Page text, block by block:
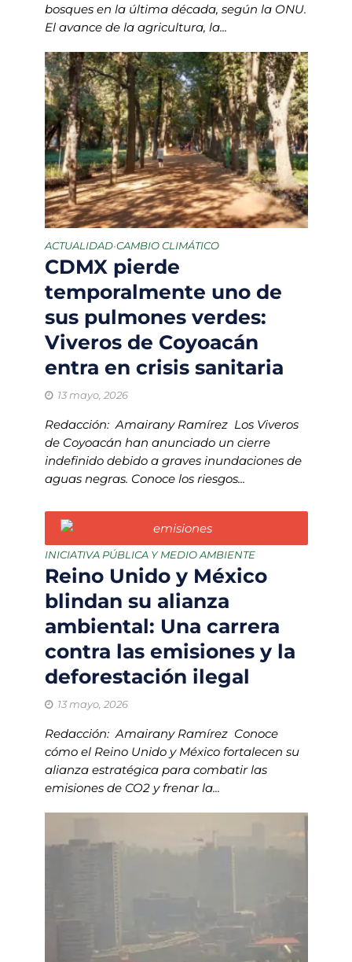
bosques en la última década, según la ONU.
El avance de la agricultura, la...
ACTUALIDAD•CAMBIO CLIMÁTICO
CDMX pierde
temporalmente uno de
sus pulmones verdes:
Viveros de Coyoacán
entra en crisis sanitaria
13 mayo, 2026
Redacción: Amairany Ramírez Los Viveros
de Coyoacán han anunciado un cierre
indefinido debido a graves inundaciones de
aguas negras. Conoce los riesgos...
INICIATIVA PÚBLICA Y MEDIO AMBIENTE
Reino Unido y México
blindan su alianza
ambiental: Una carrera
contra las emisiones y la
deforestación ilegal
13 mayo, 2026
Redacción: Amairany Ramírez Conoce
cómo el Reino Unido y México fortalecen su
alianza estratégica para combatir las
emisiones de CO2 y frenar la...